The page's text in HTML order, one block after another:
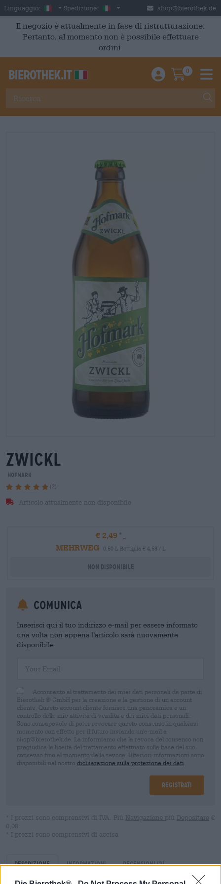
Skip to main content
Linguaggio: Italian
Spedizione: Italia shop@bierothek.de
Il negozio è attualmente in fase di ristrutturazione.
Pertanto, al momento non è possibile effettuare
ordini.
Einloggen /
0
zwickl
Hofmark
(2)
Articolo attualmente non disponibile
€ 2,49
MEHRWEG
0,50 L Bottiglia € 4,58 / L
Non disponibile
Comunica
Inserisci qui il tuo indirizzo e-mail per essere informato
una volta non appena l'articolo sarà nuovamente
disponibile.
Acconsento al trattamento dei miei dati personali da parte di
Bierothek ® GmbH per la creazione e la gestione di un account
cliente. Questo account cliente fornisce una panoramica e un
controllo delle mie attività di vendita e dei miei dati personali.
Sono consapevole di poter revocare questo consenso in qualsiasi
momento con effetto per il futuro inviando un'e-mail a
shop@bierothek.de. La informiamo che la revoca del consenso non
pregiudica la liceità del trattamento effettuato sulla base del suo
consenso fino al momento della revoca. Ulteriori informazioni sono
disponibili nel nostro dichiarazione sulla protezione dei dati
Registrati
* I prezzi sono comprensivi di IVA. Più Navigazione più Depositare €
0,08
* I prezzi sono comprensivi di accisa
Descrizione Informazioni Recensioni(2)